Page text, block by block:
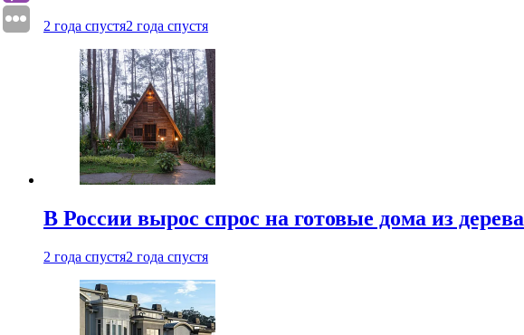
2 года спустя2 года спустя
В России вырос спрос на готовые дома из дерева
2 года спустя2 года спустя